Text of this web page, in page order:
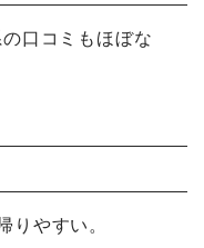
口コミもほぼな
りやすい。